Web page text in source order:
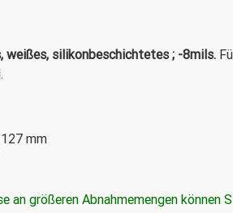
weißes, silikonbeschichtetes ; -8mils.
mm
an größeren Abnahmemengen können